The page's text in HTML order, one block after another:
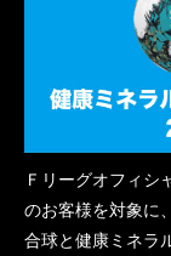
Ｆリーグオフィシ
のお客様を対象に
合球と健康ミネラ